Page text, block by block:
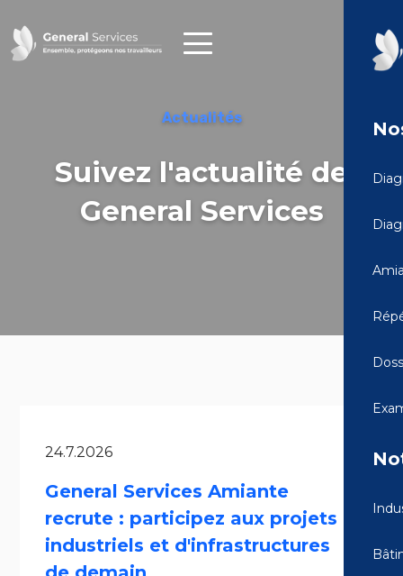
Actualités
Suivez l'actualité de
General Services
24.7.2026
General Services Amiante
recrute : participez aux projets
industriels et d'infrastructures